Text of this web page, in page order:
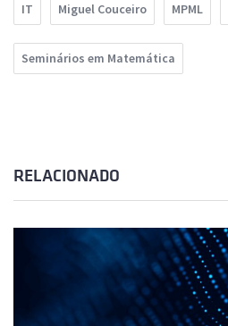
IT Miguel Couceiro MPML
Seminários em Matemática
RELACIONADO